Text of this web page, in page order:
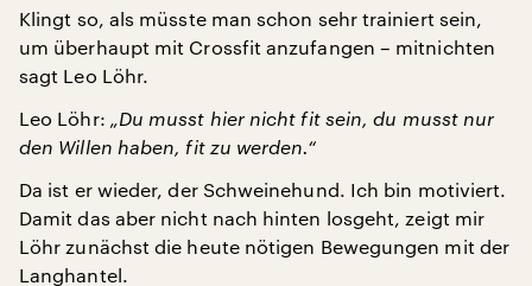
Klingt so, als müsste man schon sehr trainiert sein,
um überhaupt mit Crossfit anzufangen – mitnichten
sagt Leo Löhr.
Leo Löhr: „Du musst hier nicht fit sein, du musst nur
den Willen haben, fit zu werden.“
Da ist er wieder, der Schweinehund. Ich bin motiviert.
Damit das aber nicht nach hinten losgeht, zeigt mir
Löhr zunächst die heute nötigen Bewegungen mit der
Langhantel.